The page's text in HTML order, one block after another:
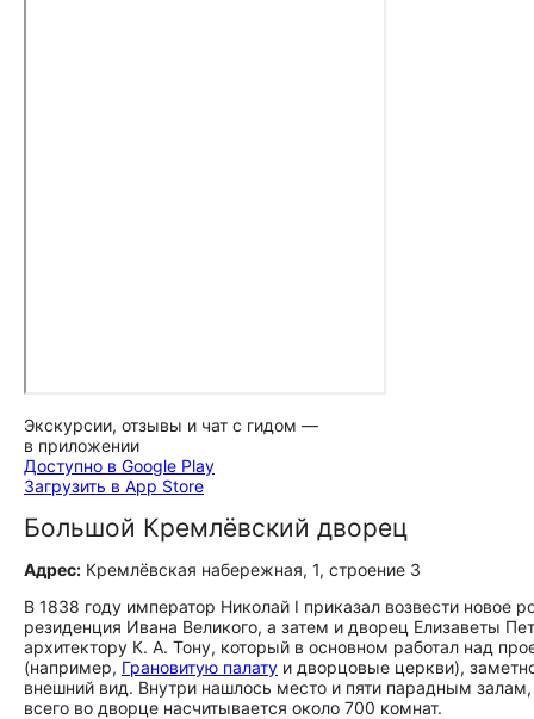
Экскурсии, отзывы и чат с гидом —
в приложении
Доступно в Google Play
Загрузить в App Store
Большой Кремлёвский дворец
Адрес: Кремлёвская набережная, 1, строение 3
В 1838 году император Николай I приказал возвести новое
резиденция Ивана Великого, а затем и дворец Елизаветы
архитектору К. А. Тону, который в основном работал над
(например, Грановитую палату и дворцовые церкви),
внешний вид. Внутри нашлось место и пяти парадным
всего во дворце насчитывается около 700 комнат.